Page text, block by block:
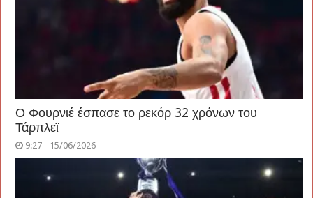
Ο Φουρνιέ έσπασε το ρεκόρ 32 χρόνων του
Τάρπλεϊ
9:27 - 15/06/2026